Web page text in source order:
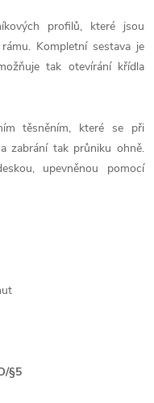
profilů, které jsou
Kompletní sestava je
tak otevírání křídla
těsněním, které se při
zabrání tak průniku ohně.
upevněnou pomocí
§5